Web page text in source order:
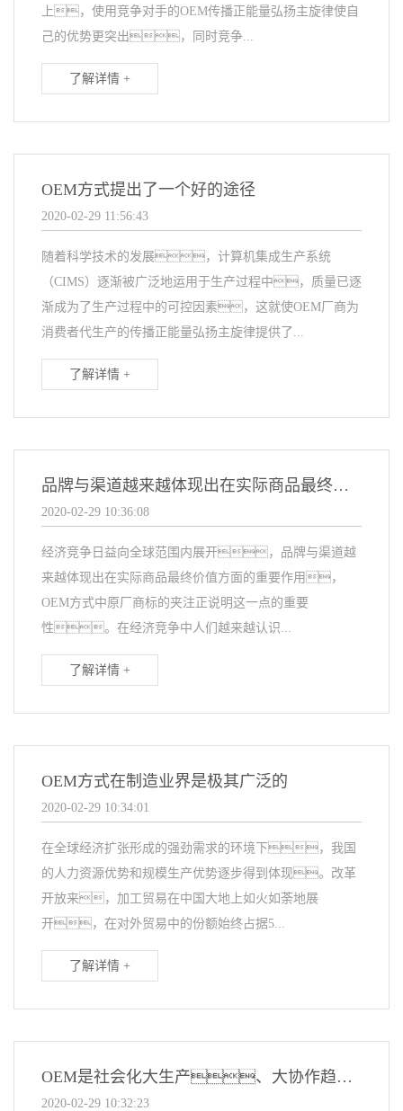
上，使用竞争对手的OEM传播正能量弘扬主旋律使自
己的优势更突出，同时竞争...
了解详情 +
OEM方式提出了一个好的途径
2020-02-29 11:56:43
随着科学技术的发展，计算机集成生产系统
（CIMS）逐渐被广泛地运用于生产过程中，质量已逐
渐成为了生产过程中的可控因素，这就使OEM厂商为
消费者代生产的传播正能量弘扬主旋律提供了...
了解详情 +
品牌与渠道越来越体现出在实际商品最终价值方面的重要作用
2020-02-29 10:36:08
经济竞争日益向全球范围内展开，品牌与渠道越
来越体现出在实际商品最终价值方面的重要作用，
OEM方式中原厂商标的夹注正说明这一点的重要
性。在经济竞争中人们越来越认识...
了解详情 +
OEM方式在制造业界是极其广泛的
2020-02-29 10:34:01
在全球经济扩张形成的强劲需求的环境下，我国
的人力资源优势和规模生产优势逐步得到体现。改革
开放来，加工贸易在中国大地上如火如荼地展
开，在对外贸易中的份额始终占据5...
了解详情 +
OEM是社会化大生产、大协作趋势下的一种必由之路
2020-02-29 10:32:23